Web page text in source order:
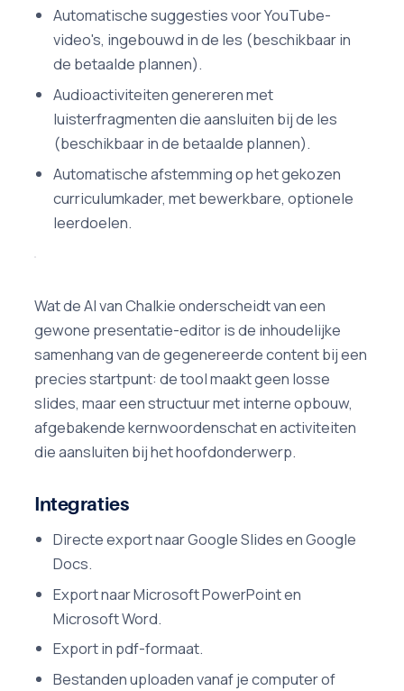
Automatische suggesties voor YouTube-
video's, ingebouwd in de les (beschikbaar in
de betaalde plannen).
Audioactiviteiten genereren met
luisterfragmenten die aansluiten bij de les
(beschikbaar in de betaalde plannen).
Automatische afstemming op het gekozen
curriculumkader, met bewerkbare, optionele
leerdoelen.
Wat de AI van Chalkie onderscheidt van een
gewone presentatie-editor is de inhoudelijke
samenhang van de gegenereerde content bij een
precies startpunt: de tool maakt geen losse
slides, maar een structuur met interne opbouw,
afgebakende kernwoordenschat en activiteiten
die aansluiten bij het hoofdonderwerp.
Integraties
Directe export naar Google Slides en Google
Docs.
Export naar Microsoft PowerPoint en
Microsoft Word.
Export in pdf-formaat.
Bestanden uploaden vanaf je computer of